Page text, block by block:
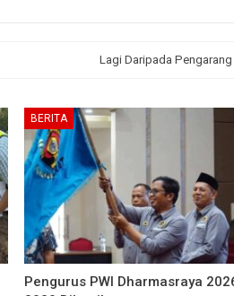
Lagi Daripada Pengarang
BERITA
Pengurus PWI Dharmasraya